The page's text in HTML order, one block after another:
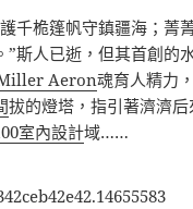
千桅篷帆守鎮疆海；菁
”斯人已逝，但其首創的
Aeron魂育人精力
拔的燈塔，指引著濟濟
室內設計域……